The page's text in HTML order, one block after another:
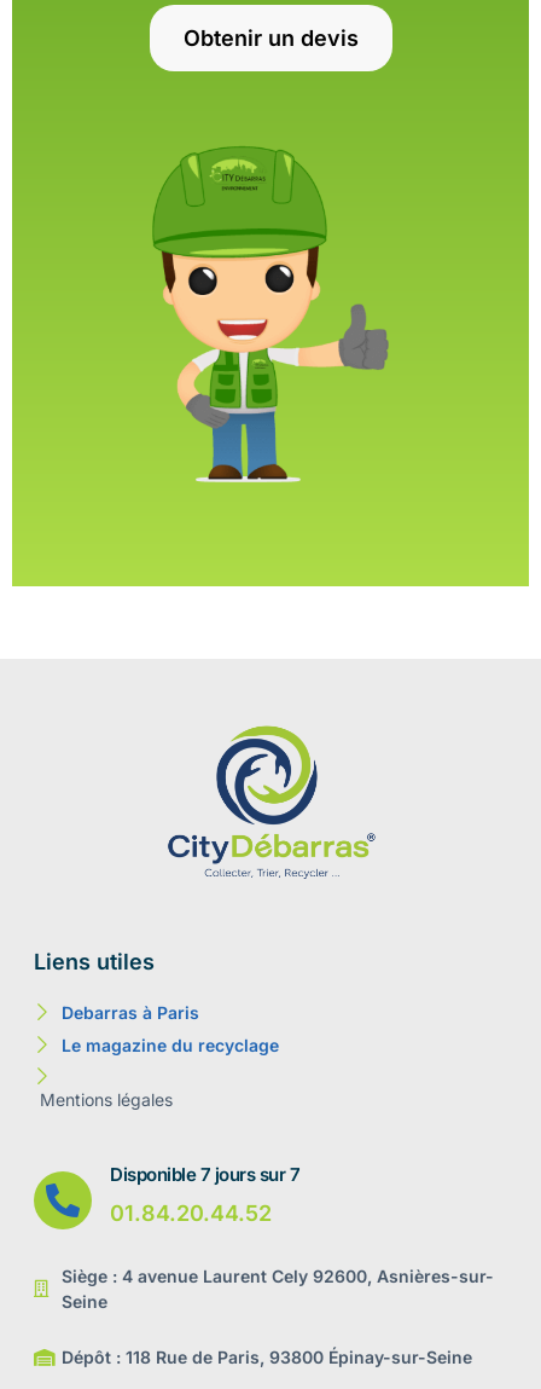
Obtenir un devis
Liens utiles
Debarras à Paris
Le magazine du recyclage
Mentions légales
Disponible 7 jours sur 7
01.84.20.44.52
Siège : 4 avenue Laurent Cely 92600, Asnières-sur-
Seine
Dépôt : 118 Rue de Paris, 93800 Épinay-sur-Seine